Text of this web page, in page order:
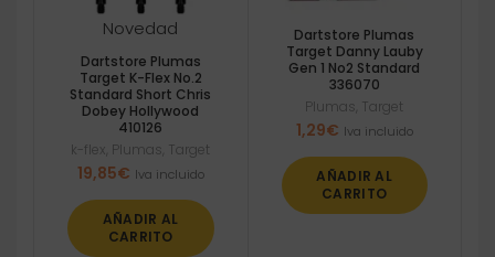
Novedad
Dartstore Plumas
Target K-Flex No.2
Standard Short Chris
Dobey Hollywood
410126
k-flex Plumas Target
19,85€ Iva incluido
AÑADIR AL
CARRITO
Dartstore Plumas
Target Danny Lauby
Gen 1 No2 Standard
336070
Plumas Target
1,29€ Iva incluido
AÑADIR AL
CARRITO